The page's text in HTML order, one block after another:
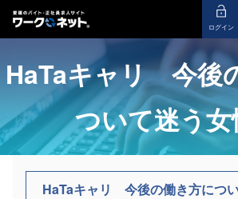
ログイン
HaTaキャリ 今後
ついて迷う
HaTaキャリ 今後の働き方につ